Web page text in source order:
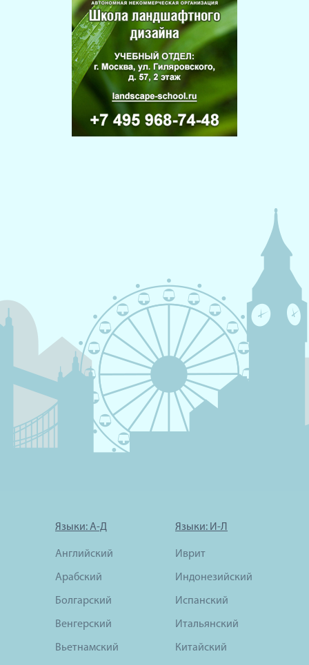
Языки: А-Д
Английский
Арабский
Болгарский
Венгерский
Вьетнамский
Языки: И-Л
Иврит
Индонезийский
Испанский
Итальянский
Китайский